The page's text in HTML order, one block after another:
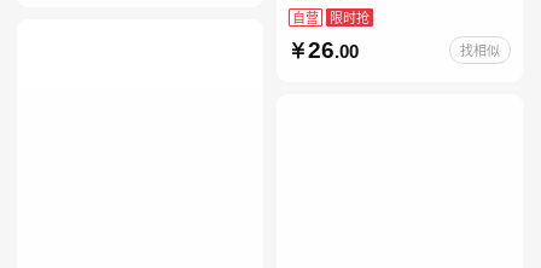
自营 限时抢
26.00 找相似